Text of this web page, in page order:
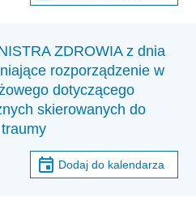
ZDROWIA z dnia
rozporządzenie w
dotyczącego
skierowanych do
Dodaj do kalendarza